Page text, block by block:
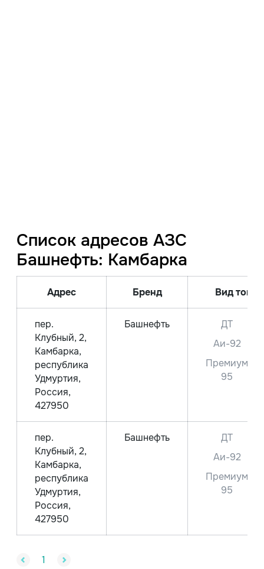
Список адресов АЗС
Башнефть: Камбарка
Адрес Бренд Вид
пер.
Клубный, 2,
Камбарка,
республика
Удмуртия,
Россия,
427950
Башнефть
ДТ
Аи-92
Премиум
95
пер.
Клубный, 2,
Камбарка,
республика
Удмуртия,
Россия,
427950
Башнефть
ДТ
Аи-92
Премиум
95
1